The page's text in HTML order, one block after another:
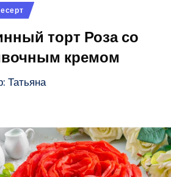
торт Роза со
кремом
Татьяна